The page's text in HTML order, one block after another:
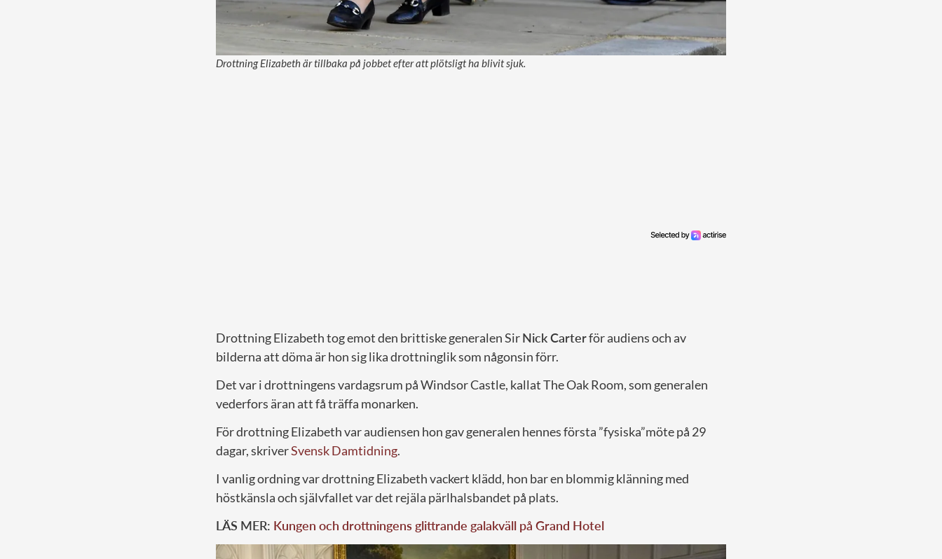
Drottning Elizabeth är tillbaka på jobbet efter att plötsligt ha blivit sjuk.
Drottning Elizabeth tog emot den brittiske generalen SirNick Carterför audiens och av
bilderna att döma är hon sig lika drottninglik som någonsin förr.
Det var i drottningens vardagsrum på Windsor Castle, kallat The Oak Room, som generalen
vederfors äran att få träffa monarken.
För drottning Elizabeth var audiensen hon gav generalen hennes första ”fysiska”möte på 29
dagar, skriverSvensk Damtidning.
I vanlig ordning var drottning Elizabeth vackert klädd, hon bar en blommig klänning med
höstkänsla och självfallet var det rejäla pärlhalsbandet på plats.
LÄS MER: Kungen och drottningens glittrande galakväll på Grand Hotel